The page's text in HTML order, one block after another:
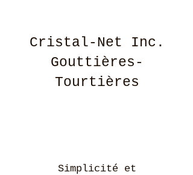
Cristal-Net Inc.
Gouttières-
Tourtières
Simplicité et